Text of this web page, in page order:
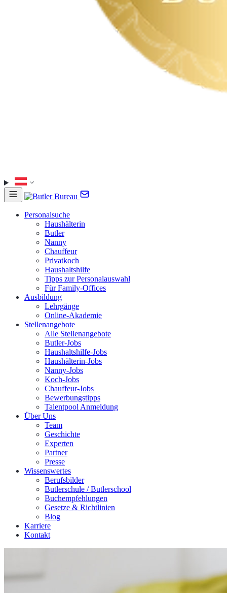
Personalsuche
Haushälterin
Butler
Nanny
Chauffeur
Privatkoch
Haushaltshilfe
Tipps zur Personalauswahl
Für Family-Offices
Ausbildung
Lehrgänge
Online-Akademie
Stellenangebote
Alle Stellenangebote
Butler-Jobs
Haushaltshilfe-Jobs
Haushälterin-Jobs
Nanny-Jobs
Koch-Jobs
Chauffeur-Jobs
Bewerbungstipps
Talentpool Anmeldung
Über Uns
Team
Geschichte
Experten
Partner
Presse
Wissenswertes
Berufsbilder
Butlerschule / Butlerschool
Buchempfehlungen
Gesetze & Richtlinien
Blog
Karriere
Kontakt